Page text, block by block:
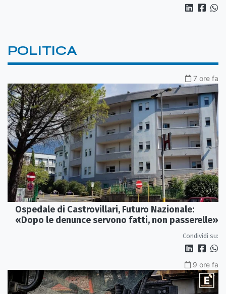
POLITICA
7 ore fa
Ospedale di Castrovillari, Futuro Nazionale:
«Dopo le denunce servono fatti, non passerelle»
Condividi su:
9 ore fa